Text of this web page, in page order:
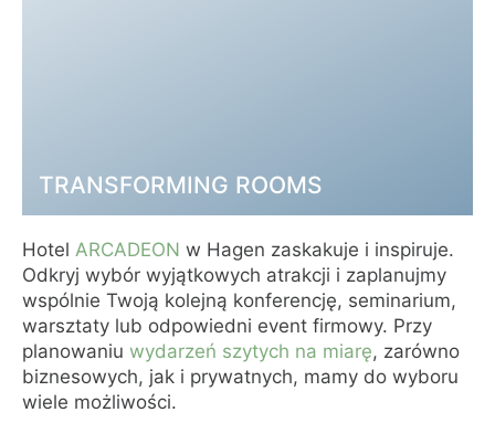
TRANSFORMING ROOMS
Hotel ARCADEON w Hagen zaskakuje i inspiruje.
Odkryj wybór wyjątkowych atrakcji i zaplanujmy
wspólnie Twoją kolejną konferencję, seminarium,
warsztaty lub odpowiedni event firmowy. Przy
planowaniu wydarzeń szytych na miarę, zarówno
biznesowych, jak i prywatnych, mamy do wyboru
wiele możliwości.